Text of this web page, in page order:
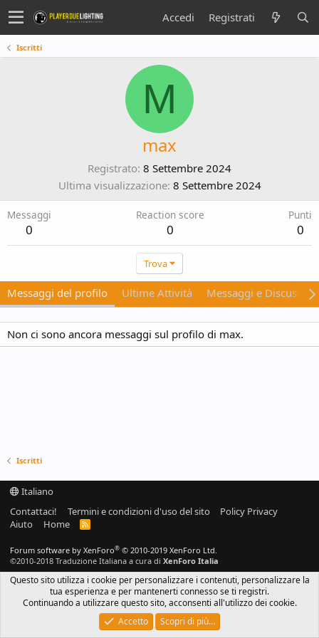
Accedi Registrati
Iscritti
M
max
Registrato 8 Settembre 2024
Ultima visualizzazione 8 Settembre 2024
Messaggi
0
Reaction score
0
Punti
0
Trova
Messaggi del profilo Ultime Attività Messaggi e
Non ci sono ancora messaggi sul profilo di max.
Iscritti
Italiano
Contattaci!
Termini e condizioni d'uso del sito
Policy Privacy
Aiuto
Home
R
Forum software by XenForo® © 2010-2019 XenForo Ltd.
©2010-2018 Traduzione Italiana a cura di XenForo Italia
Questo sito utilizza i cookie per personalizzare i contenuti, personalizzare la
tua esperienza e per mantenerti connesso se ti registri.
Continuando a utilizzare questo sito, acconsenti all'utilizzo dei cookie.
Accetto
Scopri di più…